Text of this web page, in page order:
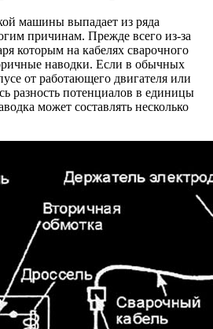
машины выпадает из ряда
причинам. Прежде всего из-за
которым на кабелях сварочного
наводки. Если в обычных
от работающего двигателя или
разность потенциалов в единицы
может составлять несколько